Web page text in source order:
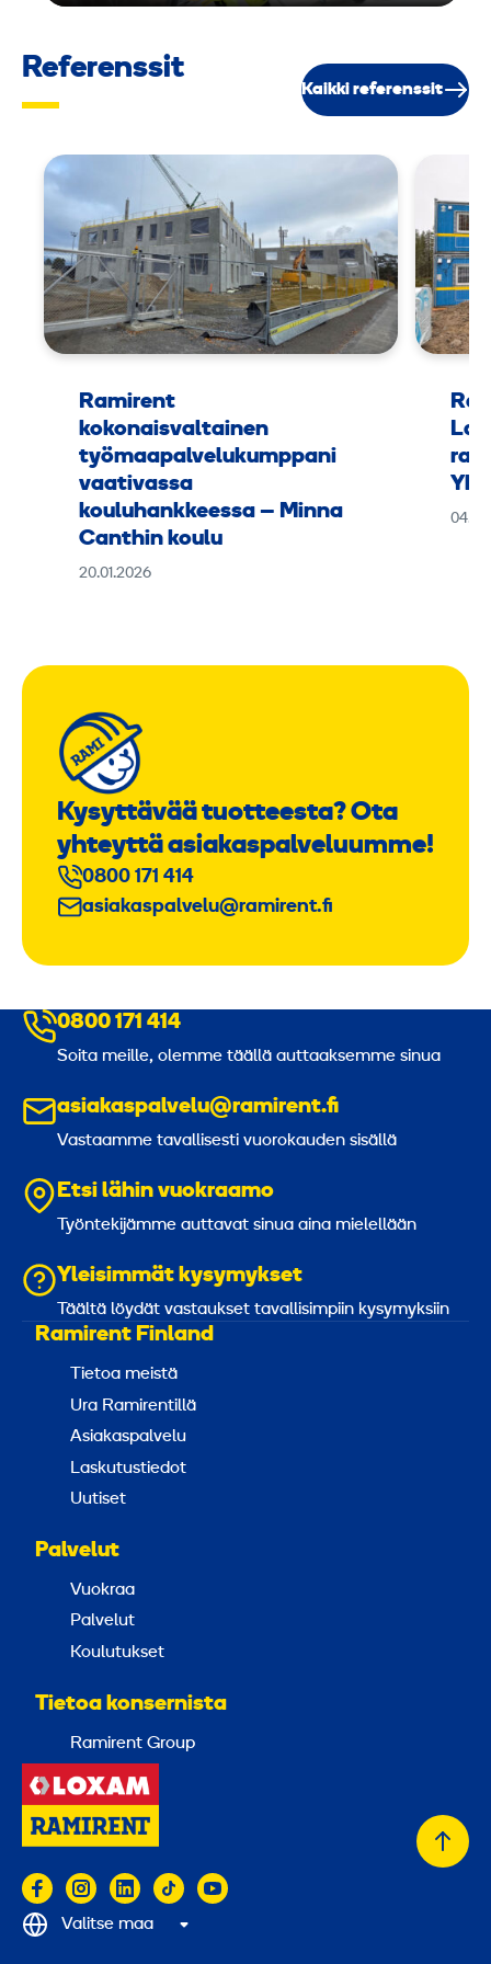
Referenssit
Kaikki referenssit
Ramirent
kokonaisvaltainen
työmaapalvelukumppani
vaativassa
kouluhankkeessa – Minna
Canthin koulu
20.01.2026
Kysyttävää tuotteesta? Ota
yhteyttä asiakaspalveluumme!
0800 171 414
asiakaspalvelu@ramirent.fi
0800 171 414
Soita meille, olemme täällä auttaaksemme sinua
asiakaspalvelu@ramirent.fi
Vastaamme tavallisesti vuorokauden sisällä
Etsi lähin vuokraamo
Työntekijämme auttavat sinua aina mielellään
Yleisimmät kysymykset
Täältä löydät vastaukset tavallisimpiin kysymyksiin
Ramirent Finland
Tietoa meistä
Ura Ramirentillä
Asiakaspalvelu
Laskutustiedot
Uutiset
Palvelut
Vuokraa
Palvelut
Koulutukset
Tietoa konsernista
Ramirent Group
Valitse maa